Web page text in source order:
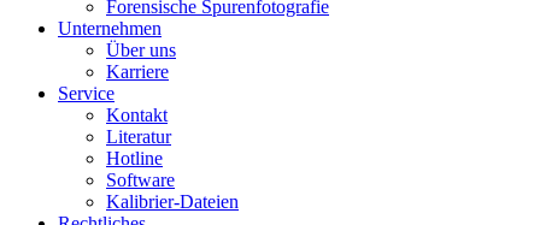
Forensische Spurenfotografie
Unternehmen
Über uns
Karriere
Service
Kontakt
Literatur
Hotline
Software
Kalibrier-Dateien